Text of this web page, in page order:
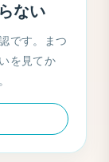
ない
です。まつ
を見てか